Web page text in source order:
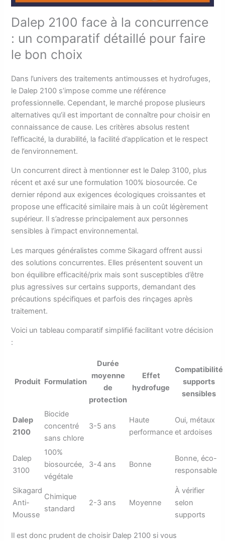
Dalep 2100 face à la concurrence
: un comparatif détaillé pour faire
le bon choix
Dans l’univers des traitements antimousses et hydrofuges,
le Dalep 2100 s’impose comme une référence
professionnelle. Cependant, le marché propose plusieurs
alternatives qu’il est important de connaître pour choisir en
connaissance de cause. Les critères absolus restent
l’efficacité, la durabilité, la facilité d’application et le respect
de l’environnement.
Un concurrent direct à mentionner est le Dalep 3100, plus
récent et axé sur une formulation 100% biosourcée. Ce
dernier répond aux exigences écologiques croissantes et
propose une efficacité similaire mais à un coût légèrement
supérieur. Il s’adresse principalement aux personnes
sensibles à l’impact environnemental.
Les marques généralistes comme Sikagard offrent aussi
des solutions concurrentes. Elles présentent souvent un
bon équilibre efficacité/prix mais sont susceptibles d’être
plus agressives sur certains supports, demandant des
précautions spécifiques et parfois des rinçages après
traitement.
Voici un tableau comparatif simplifié facilitant votre décision
:
Produit Formulation
Durée
moyenne
de
protection
Effet
hydrofuge
Compatibilité
supports
sensibles
Dalep
2100
Biocide
concentré
sans chlore
3-5 ans
Haute
performance
Oui, métaux
et ardoises
Dalep
3100
100%
biosourcée,
végétale
3-4 ans Bonne
Bonne, éco-
responsable
Sikagard
Anti-
Mousse
Chimique
standard
2-3 ans Moyenne
À vérifier
selon
supports
Il est donc prudent de choisir Dalep 2100 si vous